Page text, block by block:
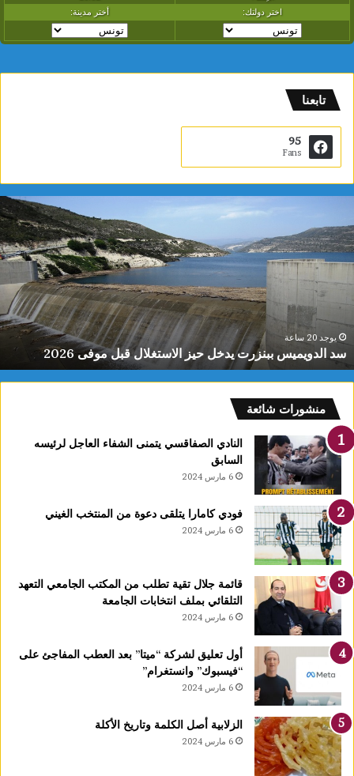
تابعنا
95
Fans
ا
ل
و
س
ب
ب
ر
ت
خ
ل
ا
ت
ل
يوجد 20 ساعة
سد الدويميس ببنزرت يدخل حيز الاستغلال قبل موفى 2026
منشورات شائعة
النادي الصفاقسي يتمنى الشفاء العاجل لرئيسه
السابق
6 مارس 2024
فودي كامارا يتلقى دعوة من المنتخب الغيني
6 مارس 2024
قائمة جلال تقية تطلب من المكتب الجامعي التعهد
التلقائي بملف انتخابات الجامعة
6 مارس 2024
أول تعليق لشركة “ميتا” بعد العطب المفاجئ على
“فيسبوك” وانستغرام”
6 مارس 2024
الزلابية أصل الكلمة وتاريخ الأكلة
6 مارس 2024